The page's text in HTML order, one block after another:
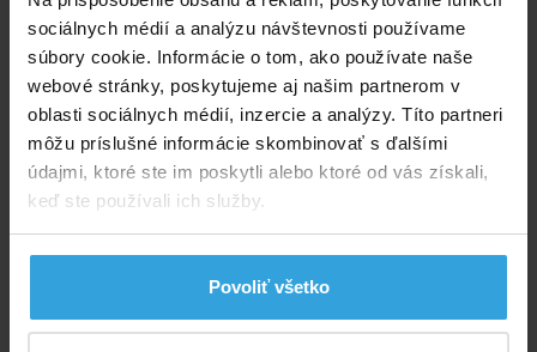
sociálnych médií a analýzu návštevnosti používame
súbory cookie. Informácie o tom, ako používate naše
webové stránky, poskytujeme aj našim partnerom v
oblasti sociálnych médií, inzercie a analýzy. Títo partneri
môžu príslušné informácie skombinovať s ďalšími
údajmi, ktoré ste im poskytli alebo ktoré od vás získali,
keď ste používali ich služby.
Povoliť všetko
teplotu vody v bazéne až o niekoľko °C počas sezóny
oproti bazénom bez ohrevu.
Parametry
Typ ohrevu: doskový
Štítky
panelové ohrevy
Alternatívne produkty